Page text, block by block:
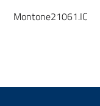
Montone21061.IC